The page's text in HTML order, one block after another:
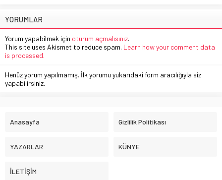
YORUMLAR
Yorum yapabilmek için oturum açmalısınız.
This site uses Akismet to reduce spam. Learn how your comment data
is processed.
Henüz yorum yapılmamış. İlk yorumu yukarıdaki form aracılığıyla siz
yapabilirsiniz.
Anasayfa Gizlilik Politikası
YAZARLAR KÜNYE
İLETİŞİM